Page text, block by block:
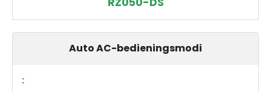
Auto AC-bedieningsmodi